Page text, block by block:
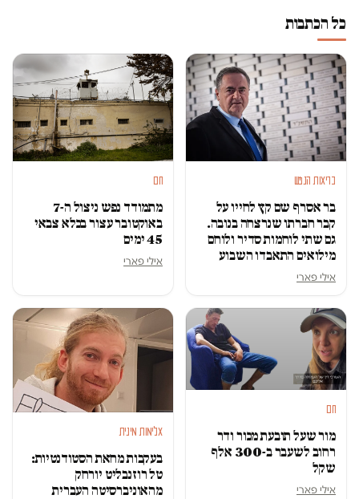
כל הכתבות
בריאות הנפש
בר אסרף שם קץ לחייו על
קבר חברתו שנרצחה בנובה.
גם שתי לוחמות סדיר ולוחם
מילואים התאבדו השבוע
אילי פארי
חם
מתמודד נפש ניצול ה-7
באוקטובר עצור בכלא צבאי
45 ימים
אילי פארי
חם
מור שעל תובעת מכור ודר
רחוב לשעבר ב-300 אלף
שקל
אילי פארי
אלימות מינית
בעקבות מחאת הסטודנטיות:
טל רוזנבליט יורחק
מהאוניברסיטה העברית